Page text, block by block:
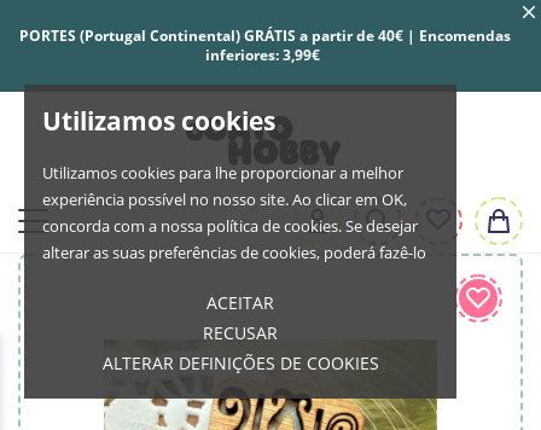
Utilizamos cookies
Utilizamos cookies para lhe proporcionar a melhor
experiência possível no nosso site. Ao clicar em OK,
concorda com a nossa política de cookies. Se desejar
alterar as suas preferências de cookies, poderá fazê-lo
ACEITAR
RECUSAR
ALTERAR DEFINIÇÕES DE COOKIES
PORTES (Portugal Continental) GRÁTIS a partir de 40€ | Encomendas
inferiores: 3,99€